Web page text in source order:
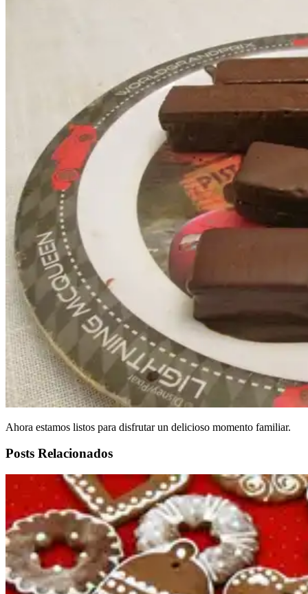
Ahora estamos listos para disfrutar un delicioso momento familiar.
Posts Relacionados